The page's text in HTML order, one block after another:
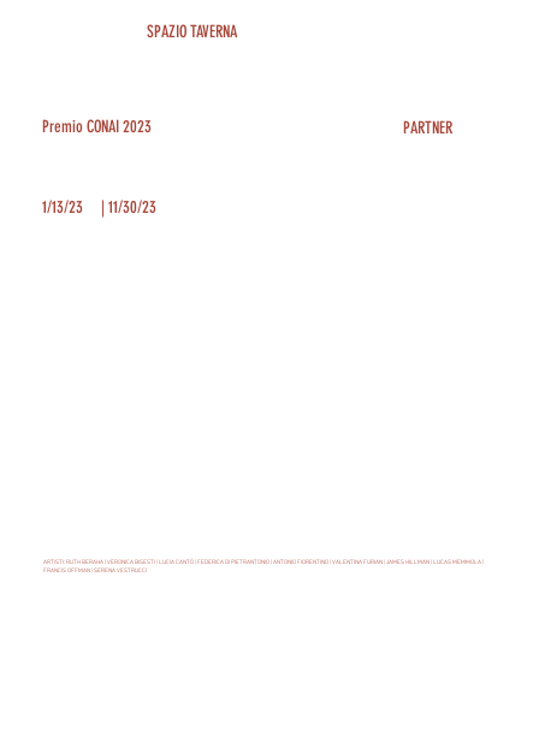
SPAZIO TAVERNA
Premio CONAI 2023
1/13/23 | 11/30/23
ARTISTI: RUTH BERAHA | VERONICA BISESTI | LUCIA CANTÒ | FEDERICA DI PIETRANTONIO | ANTONIO FIORENTINO | VALENTINA FURIAN | JAMES HILLMAN | LUCAS MEMMOLA |
FRANCIS OFFMAN | SERENA VESTRUCCI
PARTNER